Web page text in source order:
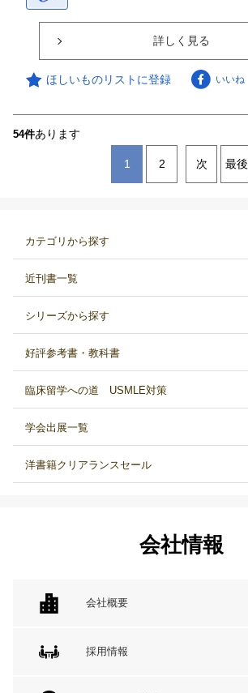
詳しく見る
ほしいものリストに登録 いいね
54件あります
1 2 次 最後
カテゴリから探す
近刊書一覧
シリーズから探す
好評参考書・教科書
臨床留学への道 USMLE対策
学会出展一覧
洋書籍クリアランスセール
会社情報
会社概要
採用情報